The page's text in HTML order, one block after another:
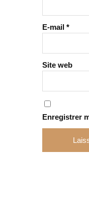
E-mail*
Site web
Enregistrer